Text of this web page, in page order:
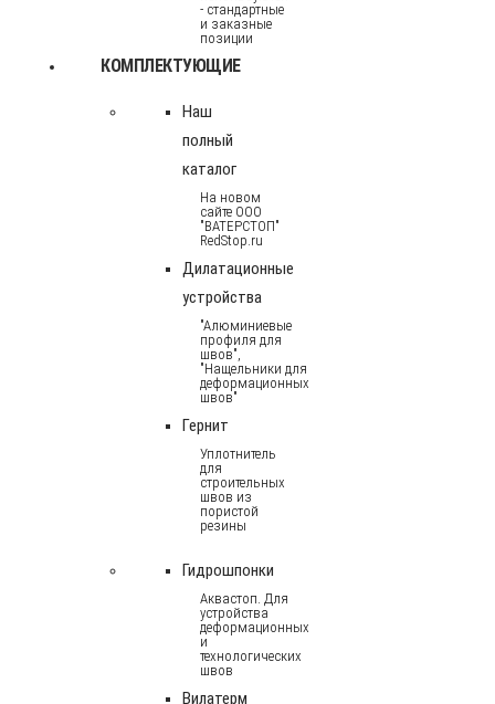
- стандартные
и заказные
позиции
КОМПЛЕКТУЮЩИЕ
Наш
полный
каталог
На новом
сайте ООО
"ВАТЕРСТОП"
RedStop.ru
Дилатационные
устройства
"Алюминиевые
профиля для
швов",
"Нащельники для
деформационных
швов"
Гернит
Уплотнитель
для
строительных
швов из
пористой
резины
Гидрошпонки
Аквастоп. Для
устройства
деформационных
и
технологических
швов
Вилатерм